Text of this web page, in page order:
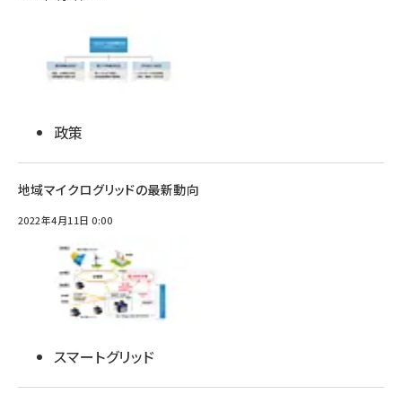
政策
地域マイクログリッドの最新動向
2022年4月11日 0:00
スマートグリッド